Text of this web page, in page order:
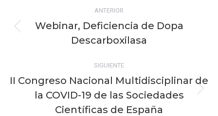
entre
publicaciones
ANTERIOR
Publicación
anterior:
Webinar, Deficiencia de Dopa
Descarboxilasa
SIGUIENTE
Publicación
siguiente:
II Congreso Nacional Multidisciplinar de
la COVID-19 de las Sociedades
Científicas de España